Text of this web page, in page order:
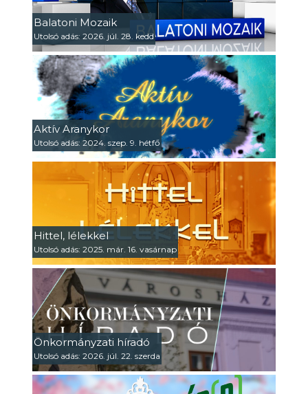
Balatoni Mozaik
Utolsó adás: 2026. júl. 28. kedd
Aktív Aranykor
Utolsó adás: 2024. szep. 9. hétfő
Hittel, lélekkel
Utolsó adás: 2025. már. 16. vasárnap
Önkormányzati híradó
Utolsó adás: 2026. júl. 22. szerda